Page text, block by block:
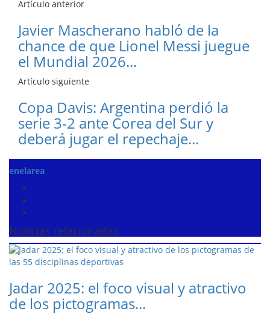
Artículo anterior
Javier Mascherano habló de la
chance de que Lionel Messi juegue
el Mundial 2026...
Artículo siguiente
Copa Davis: Argentina perdió la
serie 3-2 ante Corea del Sur y
deberá jugar el repechaje...
enelarea
Noticias relacionadas
Jadar 2025: el foco visual y atractivo
de los pictogramas...